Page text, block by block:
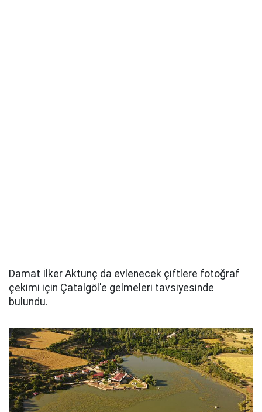
Damat İlker Aktunç da evlenecek çiftlere fotoğraf
çekimi için Çatalgöl'e gelmeleri tavsiyesinde
bulundu.